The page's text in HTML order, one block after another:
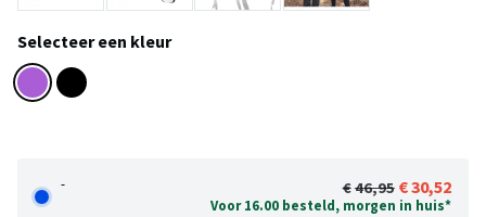
Selecteer een kleur
- 46,95 30,52
Voor 16.00 besteld, morgen in huis*